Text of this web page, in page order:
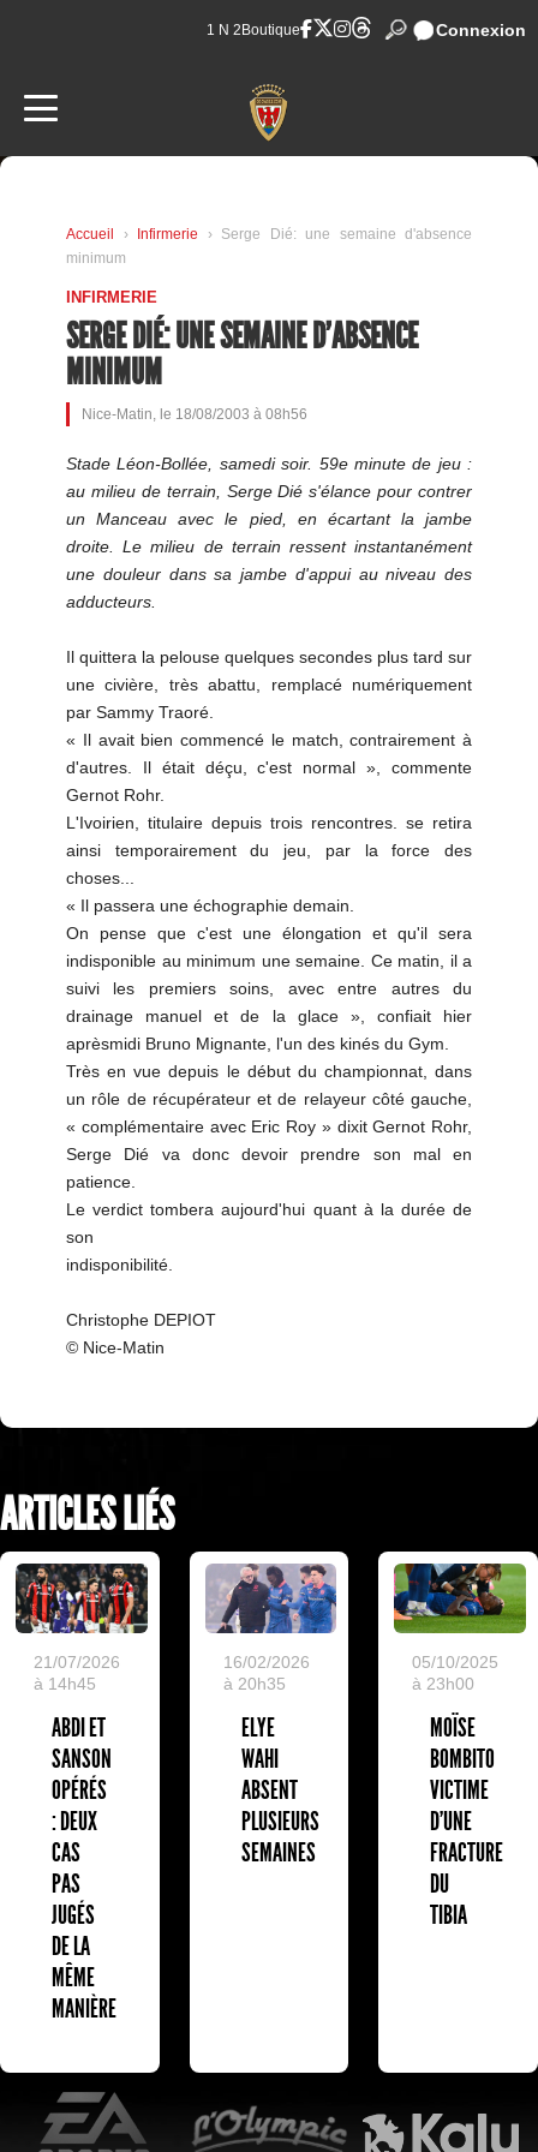
1 N 2 Boutique Connexion
Accueil › Infirmerie
› Serge Dié: une semaine d'absence
minimum
INFIRMERIE
SERGE DIÉ: UNE SEMAINE D'ABSENCE
MINIMUM
Nice-Matin, le 18/08/2003 à 08h56
Stade Léon-Bollée, samedi soir. 59e minute de jeu :
au milieu de terrain, Serge Dié s'élance pour contrer
un Manceau avec le pied, en écartant la jambe
droite. Le milieu de terrain ressent instantanément
une douleur dans sa jambe d'appui au niveau des
adducteurs.
Il quittera la pelouse quelques secondes plus tard sur
une civière, très abattu, remplacé numériquement
par Sammy Traoré.
« Il avait bien commencé le match, contrairement à
d'autres. Il était déçu, c'est normal », commente
Gernot Rohr.
L'Ivoirien, titulaire depuis trois rencontres. se retira
ainsi temporairement du jeu, par la force des
choses...
« Il passera une échographie demain.
On pense que c'est une élongation et qu'il sera
indisponible au minimum une semaine. Ce matin, il a
suivi les premiers soins, avec entre autres du
drainage manuel et de la glace », confiait hier
aprèsmidi Bruno Mignante, l'un des kinés du Gym.
Très en vue depuis le début du championnat, dans
un rôle de récupérateur et de relayeur côté gauche,
« complémentaire avec Eric Roy » dixit Gernot Rohr,
Serge Dié va donc devoir prendre son mal en
patience.
Le verdict tombera aujourd'hui quant à la durée de
son
indisponibilité.
Christophe DEPIOT
© Nice-Matin
ARTICLES LIÉS
21/07/2026
à 14h45
ABDI ET
SANSON
OPÉRÉS
: DEUX
CAS
PAS
JUGÉS
DE LA
MÊME
MANIÈRE
16/02/2026
à 20h35
ELYE
WAHI
ABSENT
PLUSIEURS
SEMAINES
05/10/2025
à 23h00
MOÏSE
BOMBITO
VICTIME
D'UNE
FRACTURE
DU
TIBIA
EA Sports